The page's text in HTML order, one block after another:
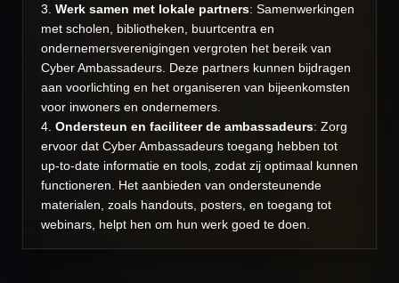
3. Werk samen met lokale partners: Samenwerkingen
met scholen, bibliotheken, buurtcentra en
ondernemersverenigingen vergroten het bereik van
Cyber Ambassadeurs. Deze partners kunnen bijdragen
aan voorlichting en het organiseren van bijeenkomsten
voor inwoners en ondernemers.
4. Ondersteun en faciliteer de ambassadeurs: Zorg
ervoor dat Cyber Ambassadeurs toegang hebben tot
up-to-date informatie en tools, zodat zij optimaal kunnen
functioneren. Het aanbieden van ondersteunende
materialen, zoals handouts, posters, en toegang tot
webinars, helpt hen om hun werk goed te doen.